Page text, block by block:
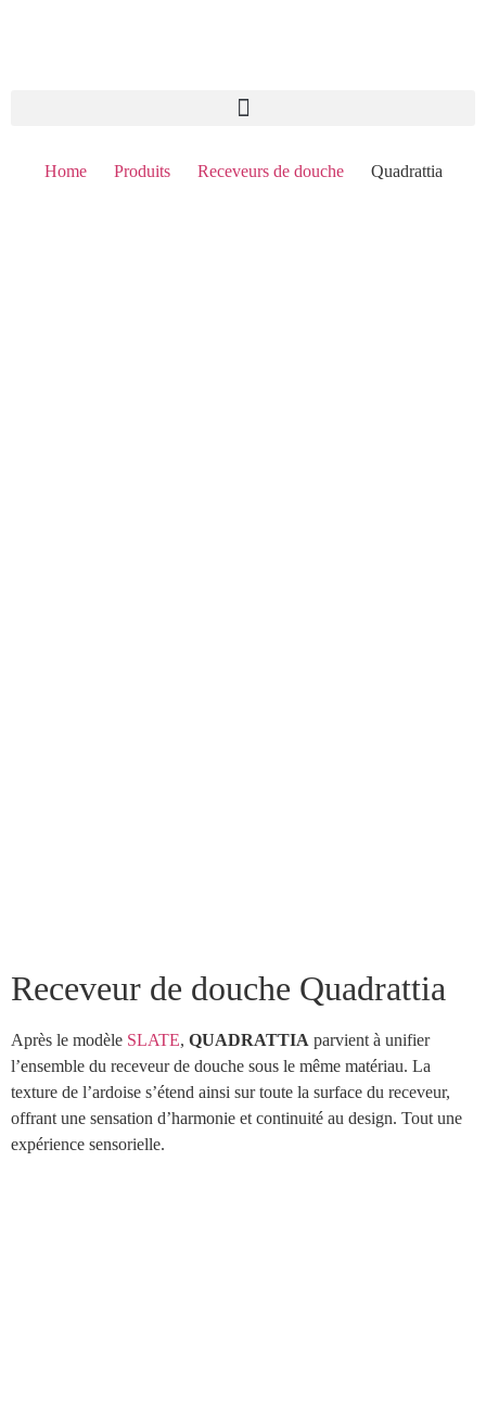
Home Produits Receveurs de douche Quadrattia
Receveur de douche Quadrattia
Après le modèle SLATE, QUADRATTIA parvient à unifier
l’ensemble du receveur de douche sous le même matériau. La
texture de l’ardoise s’étend ainsi sur toute la surface du receveur,
offrant une sensation d’harmonie et continuité au design. Tout une
expérience sensorielle.